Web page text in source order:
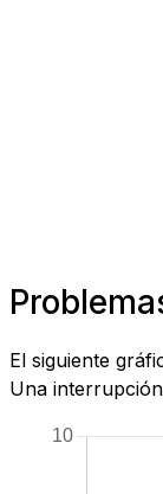
El siguiente
Una